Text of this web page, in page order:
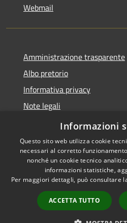
Webmail
Amministrazione trasparente
Albo pretorio
Informativa privacy
Note legali
Dichiarazione di accessibilità
Accessibilità
Informazioni
Questo sito web utilizza cookie
necessari al corretto
nonché un cookie tecnico
informazioni statistiche,
Per maggiori dettagli, può consultare
ACCETTA TUTTO